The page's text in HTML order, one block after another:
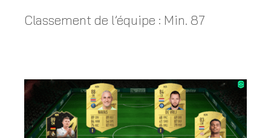
Classement de l’équipe : Min. 87